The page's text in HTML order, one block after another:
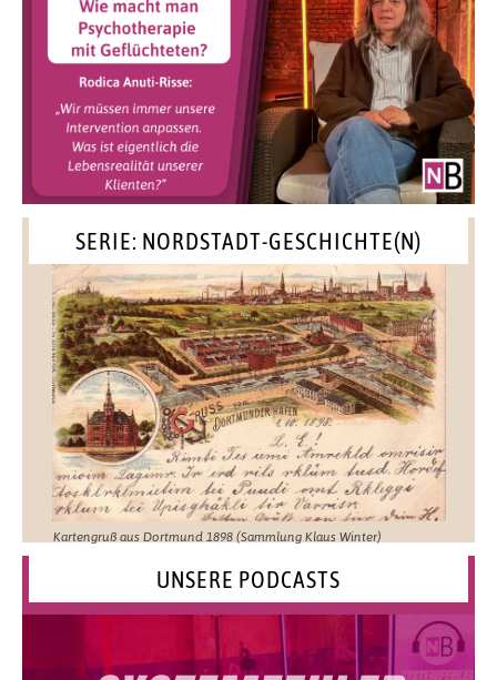
SERIE: NORDSTADT-GESCHICHTE(N)
Kartengruß aus Dortmund 1898 (Sammlung Klaus Winter)
UNSERE PODCASTS